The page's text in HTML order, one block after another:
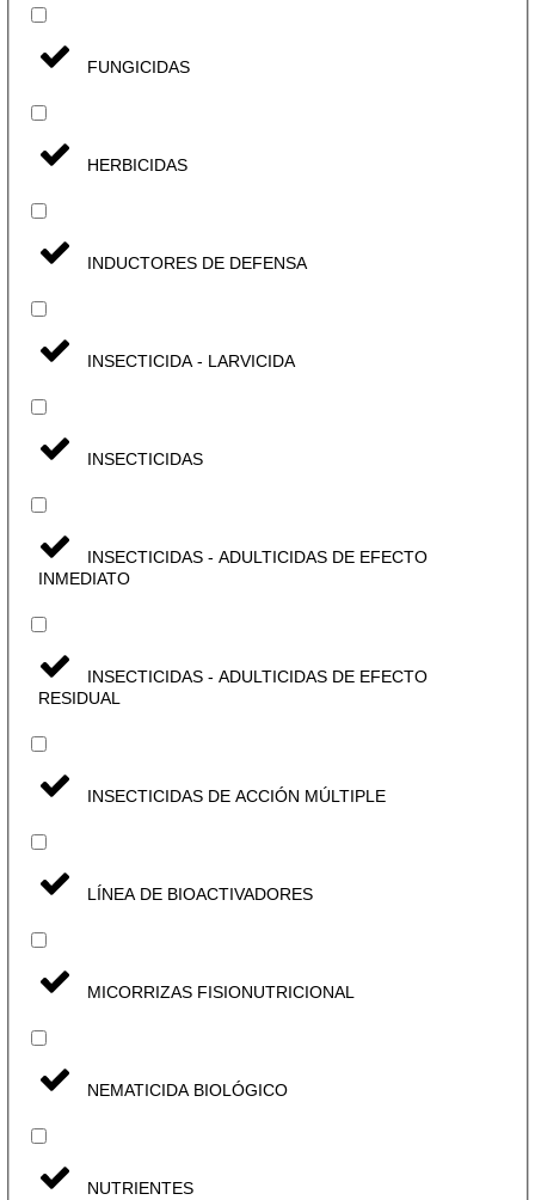
FUNGICIDAS
HERBICIDAS
INDUCTORES DE DEFENSA
INSECTICIDA - LARVICIDA
INSECTICIDAS
INSECTICIDAS - ADULTICIDAS DE EFECTO
INMEDIATO
INSECTICIDAS - ADULTICIDAS DE EFECTO
RESIDUAL
INSECTICIDAS DE ACCIÓN MÚLTIPLE
LÍNEA DE BIOACTIVADORES
MICORRIZAS FISIONUTRICIONAL
NEMATICIDA BIOLÓGICO
NUTRIENTES